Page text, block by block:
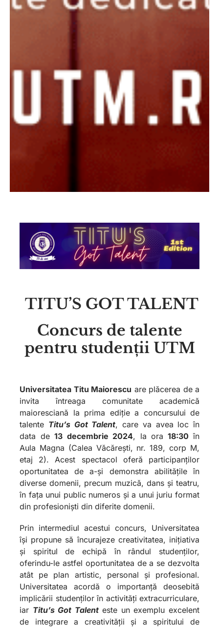
TITU’S GOT TALENT
Concurs de talente
pentru studenții UTM
Universitatea Titu Maiorescu are plăcerea de a
invita întreaga comunitate academică
maioresciană la prima ediție a concursului de
talente Titu’s Got Talent, care va avea loc în
data de 13 decembrie 2024, la ora 18:30 în
Aula Magna (Calea Văcărești, nr. 189, corp M,
etaj 2). Acest spectacol oferă participanților
oportunitatea de a-și demonstra abilitățile în
diverse domenii, precum muzică, dans și teatru,
în fața unui public numeros și a unui juriu format
din profesioniști din diferite domenii.
Prin intermediul acestui concurs, Universitatea
își propune să încurajeze creativitatea, inițiativa
și spiritul de echipă în rândul studenților,
oferindu-le astfel oportunitatea de a se dezvolta
atât pe plan artistic, personal și profesional.
Universitatea acordă o importanță deosebită
implicării studenților în activități extracurriculare,
iar Titu’s Got Talent este un exemplu excelent
de integrare a creativității și a spiritului de